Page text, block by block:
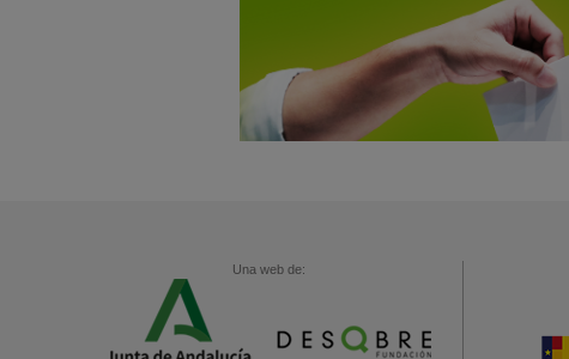
Una web de: